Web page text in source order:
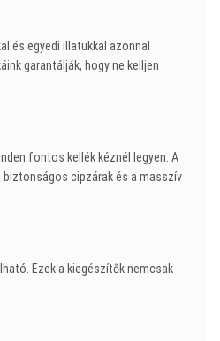
és egyedi illatukkal azonnal
garantálják, hogy ne kelljen
fontos kellék kéznél legyen. A
cipzárak és a masszív
Ezek a kiegészítők nemcsak